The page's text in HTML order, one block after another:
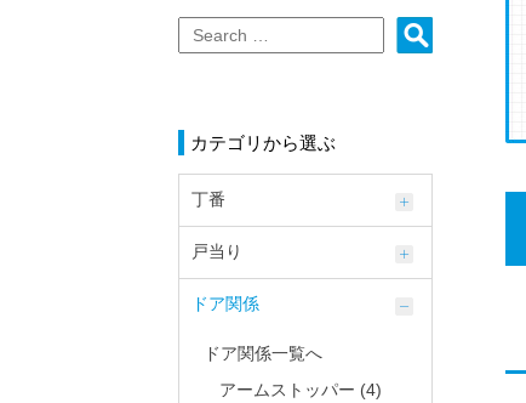
カテゴリから選ぶ
丁番
戸当り
ドア関係
ドア関係一覧へ
アームストッパー (4)